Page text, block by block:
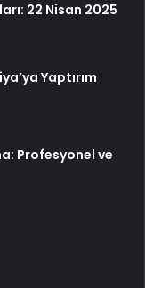
22 Nisan 2025
Yaptırım
Profesyonel ve